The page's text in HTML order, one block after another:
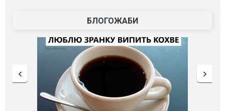
БЛОГОЖАБИ